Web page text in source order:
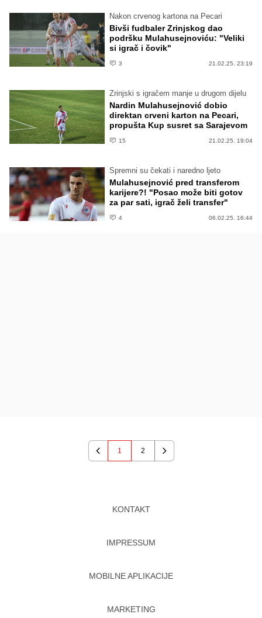
Nakon crvenog kartona na Pecari
Bivši fudbaler Zrinjskog dao
podršku Mulahusejnoviću: "Veliki
si igrač i čovik"
3 21.02.25. 23:19
Zrinjski s igračem manje u drugom dijelu
Nardin Mulahusejnović dobio
direktan crveni karton na Pecari,
propušta Kup susret sa Sarajevom
15 21.02.25. 19:04
Spremni su čekati i naredno ljeto
Mulahusejnović pred transferom
karijere?! "Posao može biti gotov
za par sati, igrač želi transfer"
4 06.02.25. 16:44
Previous
1 2
Next
KONTAKT
IMPRESSUM
MOBILNE APLIKACIJE
MARKETING